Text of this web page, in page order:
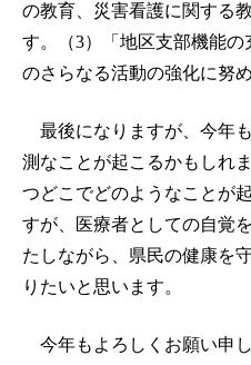
の教育、災害看護に関する
す。（3）「地区支部機能
のさらなる活動の強化に努
最後になりますが、今年
測なことが起こるかもしれ
つどこでどのようなことが
すが、医療者としての自覚
たしながら、県民の健康を
りたいと思います。
今年もよろしくお願い申し